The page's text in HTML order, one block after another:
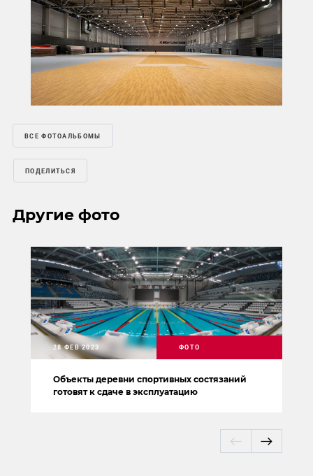
ВСЕ ФОТОАЛЬБОМЫ
ПОДЕЛИТЬСЯ
Другие фото
Объекты деревни спортивных состязаний
готовят к сдаче в эксплуатацию
28 ФЕВ 2023 ФОТО